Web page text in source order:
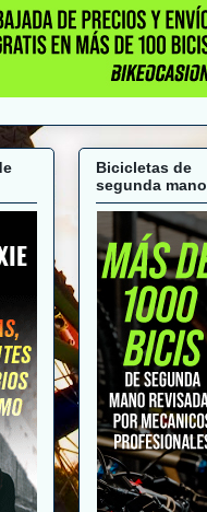
Bicicletas de
segunda mano